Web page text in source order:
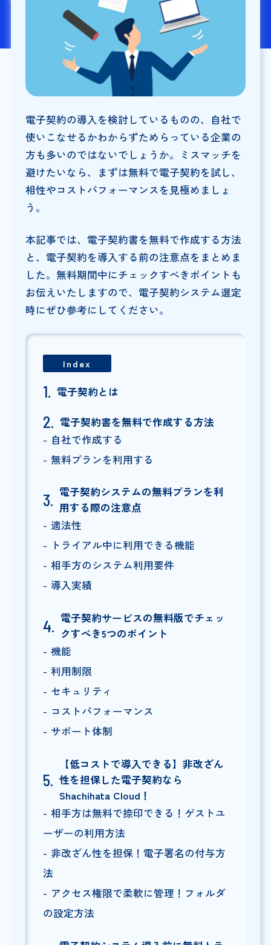
電子契約の導入を検討しているものの、自社で
使いこなせるかわからずためらっている企業の
方も多いのではないでしょうか。ミスマッチを
避けたいなら、まずは無料で電子契約を試し、
相性やコストパフォーマンスを見極めましょ
う。
本記事では、電子契約書を無料で作成する方法
と、電子契約を導入する前の注意点をまとめま
した。無料期間中にチェックすべきポイントも
お伝えいたしますので、電子契約システム選定
時にぜひ参考にしてください。
Index
電子契約とは
電子契約書を無料で作成する方法
自社で作成する
無料プランを利用する
電子契約システムの無料プランを利
用する際の注意点
適法性
トライアル中に利用できる機能
相手方のシステム利用要件
導入実績
電子契約サービスの無料版でチェッ
クすべき5つのポイント
機能
利用制限
セキュリティ
コストパフォーマンス
サポート体制
【低コストで導入できる】非改ざん
性を担保した電子契約なら
Shachihata Cloud！
相手方は無料で捺印できる！ゲストユ
ーザーの利用方法
非改ざん性を担保！電子署名の付与方
法
アクセス権限で柔軟に管理！フォルダ
の設定方法